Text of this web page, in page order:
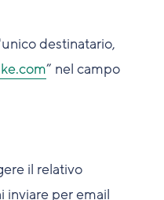
destinatario,
” nel campo
il relativo
inviare per email